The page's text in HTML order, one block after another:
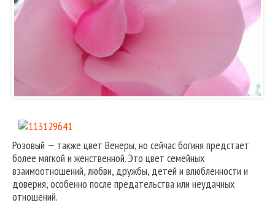
Розовый — также цвет Венеры, но сейчас богиня предстает
более мягкой и женственной. Это цвет семейных
взаимоотношений, любви, дружбы, детей и влюбленности и
доверия, особенно после предательства или неудачных
отношений.